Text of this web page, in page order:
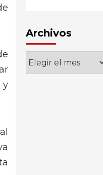
y
Archivos
Archivos